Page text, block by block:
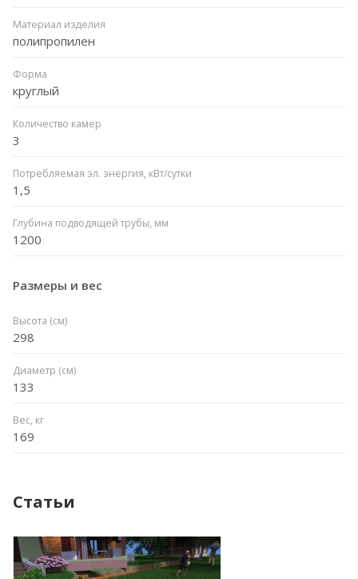
Материал изделия
полипропилен
Форма
круглый
Количество камер
3
Потребляемая эл. энергия, кВт/сутки
1,5
Глубина подводящей трубы, мм
1200
Размеры и вес
Высота (см)
298
Диаметр (см)
133
Вес, кг
169
Статьи